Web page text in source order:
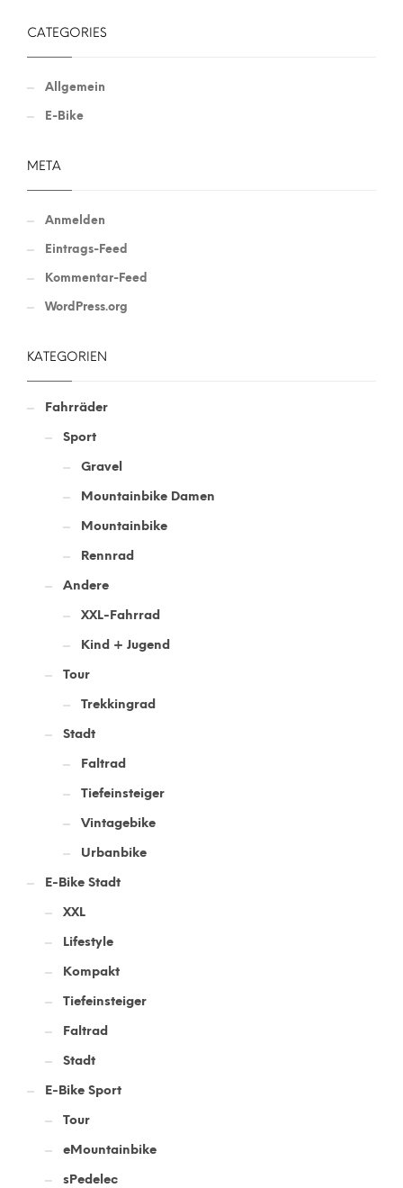
CATEGORIES
Allgemein
E-Bike
META
Anmelden
Eintrags-Feed
Kommentar-Feed
WordPress.org
KATEGORIEN
Fahrräder
Sport
Gravel
Mountainbike Damen
Mountainbike
Rennrad
Andere
XXL-Fahrrad
Kind + Jugend
Tour
Trekkingrad
Stadt
Faltrad
Tiefeinsteiger
Vintagebike
Urbanbike
E-Bike Stadt
XXL
Lifestyle
Kompakt
Tiefeinsteiger
Faltrad
Stadt
E-Bike Sport
Tour
eMountainbike
sPedelec